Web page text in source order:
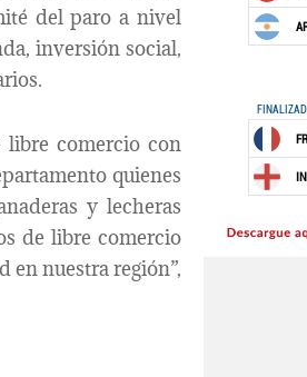
del paro a nivel
inversión social,
libre comercio con
quienes
y lecheras
de libre comercio
en nuestra región”,